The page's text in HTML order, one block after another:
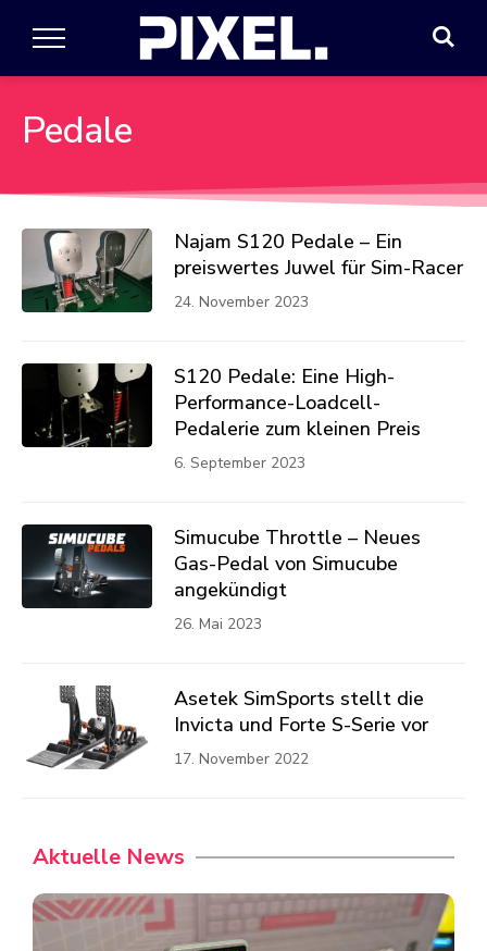
Pedale
Najam S120 Pedale – Ein
preiswertes Juwel für Sim-Racer
24. November 2023
S120 Pedale: Eine High-
Performance-Loadcell-
Pedalerie zum kleinen Preis
6. September 2023
Simucube Throttle – Neues
Gas-Pedal von Simucube
angekündigt
26. Mai 2023
Asetek SimSports stellt die
Invicta und Forte S-Serie vor
17. November 2022
Aktuelle News